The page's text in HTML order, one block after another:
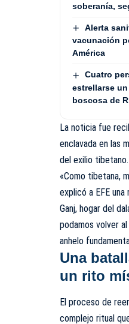
soberanía,
Alerta
vacunación
América
Cuatro
estrellarse
boscosa de
La noticia fue
enclavada en las
del exilio tibetano.
«Como tibetana,
explicó a EFE
Ganj, hogar del
podamos volver
anhelo
Una
un rito
El proceso de
complejo ritual